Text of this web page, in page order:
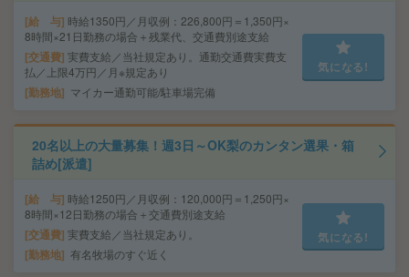
給 与 時給1350円／月収例：226,800円＝1,350円×
8時間×21日勤務の場合＋残業代、交通費別途支給
交通費 実費支給／当社規定あり。通勤交通費実費支
払／上限4万円／月※規定あり
勤務地 マイカー通勤可能/駐車場完備
気になる!
20名以上の大量募集！週3日～OK梨のカンタン選果・箱
詰め[派遣]
給 与 時給1250円／月収例：120,000円＝1,250円×
8時間×12日勤務の場合＋交通費別途支給
交通費 実費支給／当社規定あり。
勤務地 有名牧場のすぐ近く
気になる!